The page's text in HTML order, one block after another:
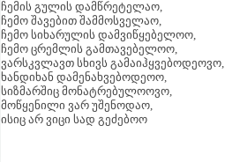
ჩემის გულის დამწრეტელაო,
ჩემო შავებით შამმოსველაო,
ჩემო სიხარულის დამვიწყებელოო,
ჩემო ცრემლის გამთავებელოო,
ვარსკვლავთ სხივს გამაიჰყვებოდეოვო,
ხანდიხან დამენახვებოდეოო,
სიზმარშიც მონატრებულოოვო,
მოწყენილი ვარ უშენოდაო,
ისიც არ ვიცი სად გეძებოო